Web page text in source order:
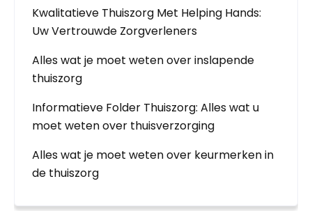
Kwalitatieve Thuiszorg Met Helping Hands:
Uw Vertrouwde Zorgverleners
Alles wat je moet weten over inslapende
thuiszorg
Informatieve Folder Thuiszorg: Alles wat u
moet weten over thuisverzorging
Alles wat je moet weten over keurmerken in
de thuiszorg